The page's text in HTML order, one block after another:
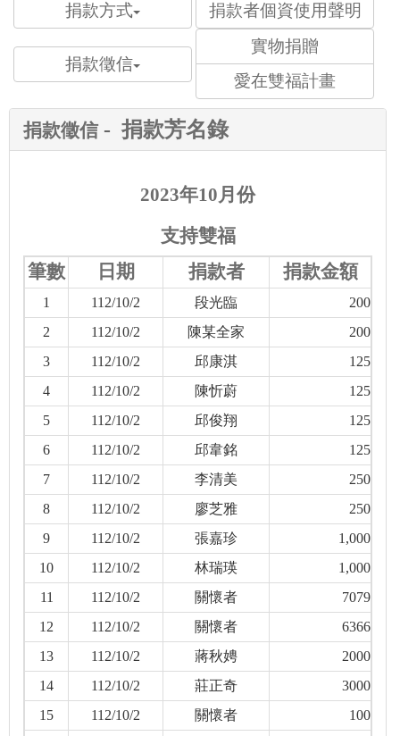
捐款方式 捐款者個資使用聲明
捐款徵信
實物捐贈
愛在雙福計畫
捐款徵信- 捐款芳名錄
2023年10月份
支持雙福
筆數
日期 捐款者 捐款金額
1 112/10/2 段光臨
200
2
112/10/2 陳某全家
200
3
112/10/2 邱康淇
125
4
112/10/2 陳忻蔚
125
5
112/10/2 邱俊翔
125
6
112/10/2 邱韋銘
125
7
112/10/2 李清美
250
8
112/10/2 廖芝雅
250
9
112/10/2 張嘉珍
1,000
10
112/10/2 林瑞瑛
1,000
11
112/10/2 關懷者
7079
12
112/10/2 關懷者
6366
13
112/10/2 蔣秋娉
2000
14
112/10/2 莊正奇
3000
15
112/10/2 關懷者
100